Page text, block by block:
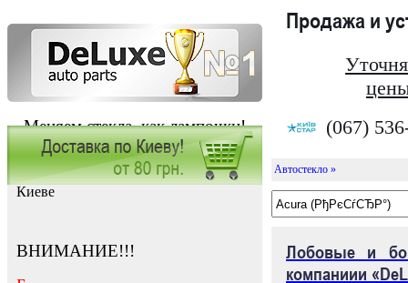
Меняем стекла, как лампочки!
Продажа и
(067)
Заказать установку автостекла в
Киеве
ВНИМАНИЕ!!!
Автостекло »
Лобовые и
компаниии